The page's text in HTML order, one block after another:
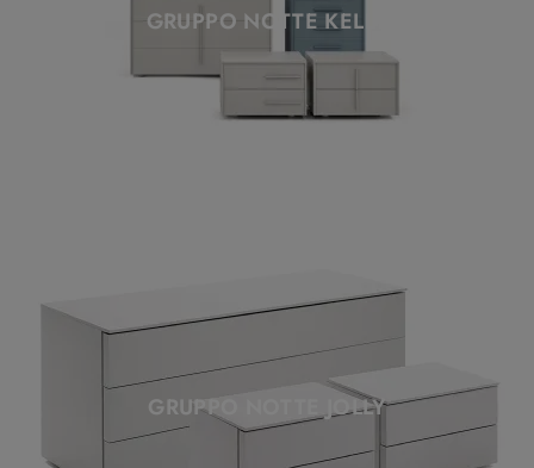
GRUPPO NOTTE KELLY
GRUPPO NOTTE JOLLY